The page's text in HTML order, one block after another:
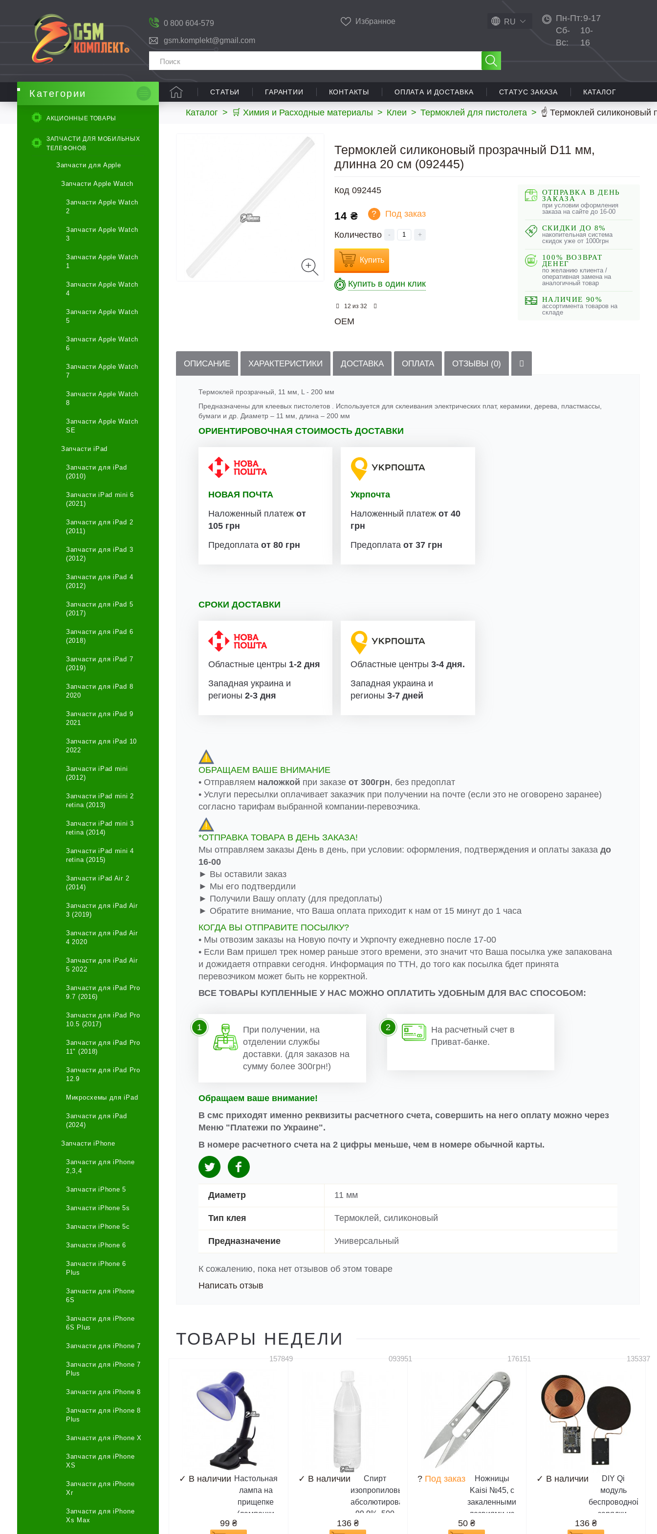
0 800 604-579
gsm.komplekt@gmail.com
Избранное RU Пн-Пт:9-17
Сб-
Вс:
10-
16
СТАТЬИ ГАРАНТИИ КОНТАКТЫ ОПЛАТА И ДОСТАВКА СТАТУС ЗАКАЗА КАТАЛОГ
Каталог > 🛒 Химия и Расходные материалы > Клеи > Термоклей для пистолета > ☝ Термоклей силиконовый
Категории
АКЦИОННЫЕ ТОВАРЫ
ЗАПЧАСТИ ДЛЯ МОБИЛЬНЫХ
ТЕЛЕФОНОВ
Запчасти для Apple
Запчасти Apple Watch
Запчасти Apple Watch
2
Запчасти Apple Watch
3
Запчасти Apple Watch
1
Запчасти Apple Watch
4
Запчасти Apple Watch
5
Запчасти Apple Watch
6
Запчасти Apple Watch
7
Запчасти Apple Watch
8
Запчасти Apple Watch
SE
Запчасти iPad
Запчасти для iPad
(2010)
Запчасти iPad mini 6
(2021)
Запчасти для iPad 2
(2011)
Запчасти для iPad 3
(2012)
Запчасти для iPad 4
(2012)
Запчасти для iPad 5
(2017)
Запчасти для iPad 6
(2018)
Запчасти для iPad 7
(2019)
Запчасти для iPad 8
2020
Запчасти для iPad 9
2021
Запчасти для iPad 10
2022
Запчасти iPad mini
(2012)
Запчасти iPad mini 2
retina (2013)
Запчасти iPad mini 3
retina (2014)
Запчасти iPad mini 4
retina (2015)
Запчасти iPad Air 2
(2014)
Запчасти для iPad Air
3 (2019)
Запчасти для iPad Air
4 2020
Запчасти для iPad Air
5 2022
Запчасти для iPad Pro
9.7 (2016)
Запчасти для iPad Pro
10.5 (2017)
Запчасти для iPad Pro
11" (2018)
Запчасти для iPad Pro
12.9
Микросхемы для iPad
Запчасти для iPad
(2024)
Запчасти iPhone
Запчасти для iPhone
2,3,4
Запчасти iPhone 5
Запчасти iPhone 5s
Запчасти iPhone 5c
Запчасти iPhone 6
Запчасти iPhone 6
Plus
Запчасти для iPhone
6S
Запчасти для iPhone
6S Plus
Запчасти для iPhone 7
Запчасти для iPhone 7
Plus
Запчасти для iPhone 8
Запчасти для iPhone 8
Plus
Запчасти для iPhone X
Запчасти для iPhone
XS
Запчасти для iPhone
Xr
Запчасти для iPhone
Xs Max
Термоклей силиконовый прозрачный D11 мм,
длинна 20 см (092445)
Код 092445
14 ₴ ? Под заказ
Количество - +
Купить
Купить в один клик
12 из 32
OEM
ОТПРАВКА В ДЕНЬ
ЗАКАЗА
при условии оформления
заказа на сайте до 16-00
СКИДКИ ДО 8%
накопительная система
скидок уже от 1000грн
100% ВОЗВРАТ
ДЕНЕГ
по желанию клиента /
оперативная замена на
аналогичный товар
НАЛИЧИЕ 90%
ассортимента товаров на
складе
ОПИСАНИЕ ХАРАКТЕРИСТИКИ ДОСТАВКА ОПЛАТА ОТЗЫВЫ (0)
Термоклей прозрачный, 11 мм, L - 200 мм
Предназначены для клеевых пистолетов . Используется для склеивания электрических плат, керамики, дерева, пластмассы,
бумаги и др. Диаметр – 11 мм, длина – 200 мм
ОРИЕНТИРОВОЧНАЯ СТОИМОСТЬ ДОСТАВКИ
НОВАЯ ПОЧТА
Наложенный платеж от
105 грн
Предоплата от 80 грн
Укрпочта
Наложенный платежот 40
грн
Предоплатаот 37 грн
СРОКИ ДОСТАВКИ
Областные центры 1-2 дня
Западная украина и
регионы 2-3 дня
Областные центры 3-4 дня.
Западная украина и
регионы 3-7 дней
ОБРАЩАЕМ ВАШЕ ВНИМАНИЕ
• Отправляем наложкой при заказе от 300грн, без предоплат
• Услуги пересылки оплачивает заказчик при получении на почте (если это не оговорено заранее)
согласно тарифам выбранной компании-перевозчика.
*ОТПРАВКА ТОВАРА В ДЕНЬ ЗАКАЗА!
Мы отправляем заказы День в день, при условии: оформления, подтверждения и оплаты заказа до
16-00
► Вы оставили заказ
► Мы его подтвердили
► Получили Вашу оплату (для предоплаты)
► Обратите внимание, что Ваша оплата приходит к нам от 15 минут до 1 часа
КОГДА ВЫ ОТПРАВИТЕ ПОСЫЛКУ?
• Мы отвозим заказы на Новую почту и Укрпочту ежедневно после 17-00
• Если Вам пришел трек номер раньше этого времени, это значит что Ваша посылка уже запакована
и дожидаетя отправки сегодня. Информация по ТТН, до того как посылка бдет принята
перевозчиком может быть не корректной.
ВСЕ ТОВАРЫ КУПЛЕННЫЕ У НАС МОЖНО ОПЛАТИТЬ УДОБНЫМ ДЛЯ ВАС СПОСОБОМ:
При получении, на
отделении службы
доставки. (для заказов на
сумму более 300грн!)
1
На расчетный счет в
Приват-банке.
2
Обращаем ваше внимание!
В смс приходят именно реквизиты расчетного счета, совершить на него оплату можно через
Меню "Платежи по Украине".
В номере расчетного счета на 2 цифры меньше, чем в номере обычной карты.
Диаметр 11 мм
Тип клея Термоклей, силиконовый
Предназначение Универсальный
К сожалению, пока нет отзывов об этом товаре
Написать отзыв
ТОВАРЫ НЕДЕЛИ
157849
✓ В наличии Настольная
лампа на
прищепке
(лампочки
99 ₴
093951
✓ В наличии
Спирт
изопропиловый,
абсолютированный
99,9%, 500
136 ₴
176151
? Под заказ
Ножницы
Kaisi №45, с
закаленными
лезвиями из
высокоуглеродистой
50₴
135337
✓ В наличии
DIY Qi
модуль
беспроводной
зарядки,
приемник
136₴